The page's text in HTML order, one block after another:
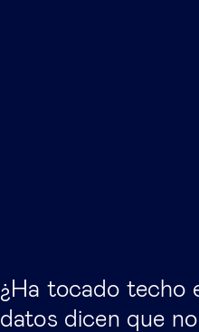
¿Ha tocado techo
datos dicen que no